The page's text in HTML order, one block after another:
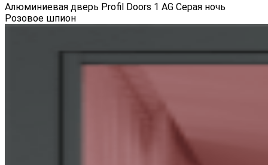
Алюминиевая дверь Profil Doors 1 AG Серая ночь
Розовое шпион